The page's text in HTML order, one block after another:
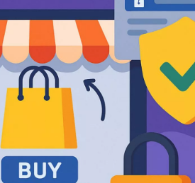
BACK TO OFFICE/SCHOOL
BIZBENDOVI
BIZKOLEGIJUM
BMW BIZNIS LIGA
BIZLIFE WEEK
IZJAVA GODINE
BIZKOLEGIJUM
BMW BIZNIS LIGA
BIZLIFE WEEK
IZJAVA GODINE